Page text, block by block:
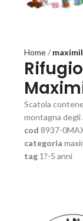
Home
Scatola
montagna degli
cod8937-
categoria
tag 1?-5 anni